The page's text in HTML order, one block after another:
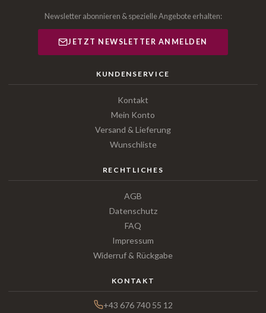
Newsletter abonnieren & spezielle Angebote erhalten:
JETZT NEWSLETTER ANMELDEN
KUNDENSERVICE
Kontakt
Mein Konto
Versand & Lieferung
Wunschliste
RECHTLICHES
AGB
Datenschutz
FAQ
Impressum
Widerruf & Rückgabe
KONTAKT
+43 676 740 55 12